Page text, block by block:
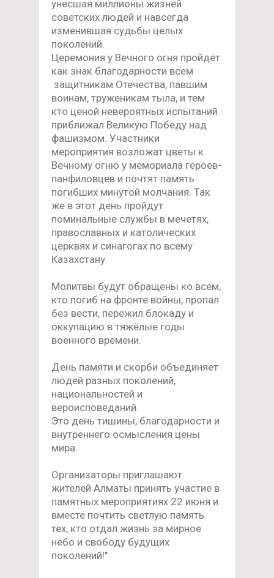
унесшая миллионы жизней
советских людей и навсегда
изменившая судьбы целых
поколений.
Церемония у Вечного огня пройдёт
как знак благодарности всем
защитникам Отечества, павшим
воинам, труженикам тыла, и тем
кто ценой невероятных испытаний
приближал Великую Победу над
фашизмом. Участники
мероприятия возложат цветы к
Вечному огню у мемориала героев-
панфиловцев и почтят память
погибших минутой молчания. Так
же в этот день пройдут
поминальные службы в мечетях,
православных и католических
церквях и синагогах по всему
Казахстану.
Молитвы будут обращены ко всем,
кто погиб на фронте войны, пропал
без вести, пережил блокаду и
оккупацию в тяжёлые годы
военного времени.
День памяти и скорби объединяет
людей разных поколений,
национальностей и
вероисповеданий.
Это день тишины, благодарности и
внутреннего осмысления цены
мира.
Организаторы приглашают
жителей Алматы принять участие в
памятных мероприятиях 22 июня и
вместе почтить светлую память
тех, кто отдал жизнь за мирное
небо и свободу будущих
поколений!"